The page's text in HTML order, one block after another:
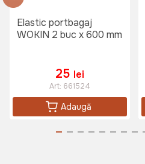
Elastic portbagaj
WOKIN 2 buc x 600 mm
25 lei
Art: 661524
Adaugă